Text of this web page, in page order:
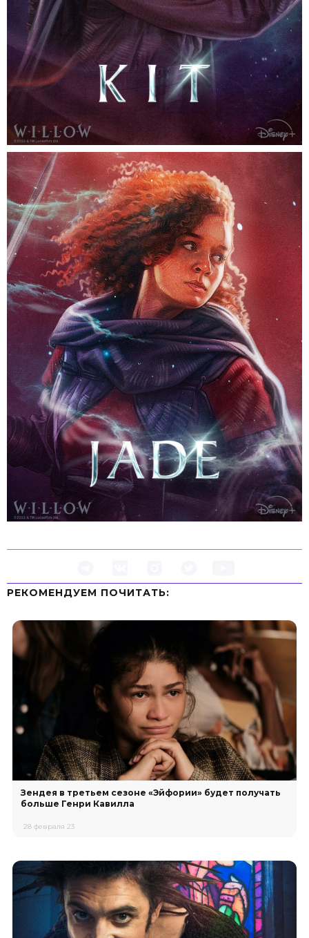
РЕКОМЕНДУЕМ ПOЧИТАТЬ:
Зендея в третьем сезоне «Эйфории» будет получать
больше Генри Кавилла
28 февраля 23